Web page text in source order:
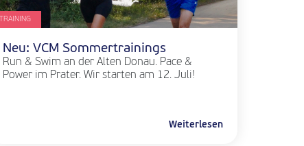
TRAINING
Neu: VCM Sommertrainings
Run & Swim an der Alten Donau. Pace &
Power im Prater. Wir starten am 12. Juli!
Weiterlesen